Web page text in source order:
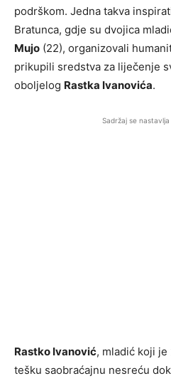
podrškom. Jedna takva
Bratunca, gdje su dvojica
Mujo (22), organizovali
prikupili sredstva za liječenje
oboljelog Rastka Ivanovića.
Sadržaj se
Rastko Ivanović, mladić koji
tešku saobraćajnu nesreću